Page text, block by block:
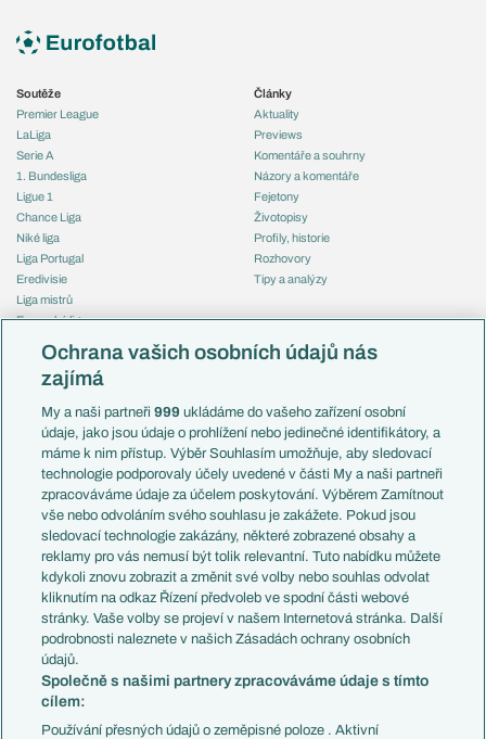
Soutěže
Premier League
LaLiga
Serie A
1. Bundesliga
Ligue 1
Chance Liga
Niké liga
Liga Portugal
Eredivisie
Liga mistrů
Evropská liga
Mistrovství světa
Liga národů
Témata
Představení týmů MS
EuroSkauting
PL v kostce
Evropské koeficienty
Přestupy
Přestupové spekulace
Zranění
Kluby
Arsenal FC
Chelsea FC
Manchester United
AC Milán
Juventus FC
Články
Aktuality
Previews
Komentáře a souhrny
Názory a komentáře
Fejetony
Životopisy
Profily, historie
Rozhovory
Tipy a analýzy
Česko
Francie
Itálie
Německo
Španělsko
Argentina
Brazílie
Přestupy
Zápasy
Livescore
Tipovací soutěž
Ochrana vašich osobních údajů nás
zajímá
My a naši partneři999 ukládáme do vašeho zařízení osobní
údaje, jako jsou údaje o prohlížení nebo jedinečné identifikátory, a
máme k nim přístup. Výběr Souhlasím umožňuje, aby sledovací
technologie podporovaly účely uvedené v části My a naši partneři
zpracováváme údaje za účelem poskytování. Výběrem Zamítnout
vše nebo odvoláním svého souhlasu je zakážete. Pokud jsou
sledovací technologie zakázány, některé zobrazené obsahy a
reklamy pro vás nemusí být tolik relevantní. Tuto nabídku můžete
kdykoli znovu zobrazit a změnit své volby nebo souhlas odvolat
kliknutím na odkaz Řízení předvoleb ve spodní části webové
stránky. Vaše volby se projeví v našem Internetová stránka. Další
podrobnosti naleznete v našich Zásadách ochrany osobních
údajů.
Společně s našimi partnery zpracováváme údaje s tímto
cílem:
Používání přesných údajů o zeměpisné poloze . Aktivní